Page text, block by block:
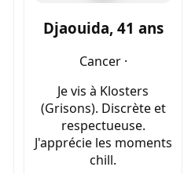
Djaouida, 41 ans
Cancer ·
Je vis à Klosters
(Grisons). Discrète et
respectueuse.
J'apprécie les moments
chill.